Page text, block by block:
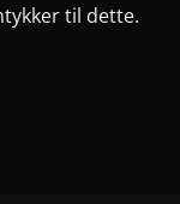
til dette.